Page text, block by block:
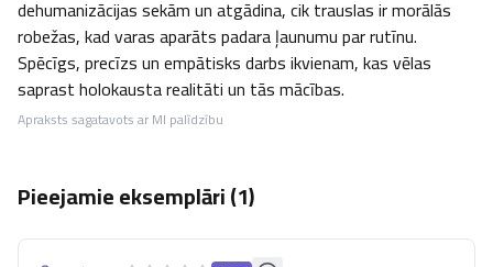
dehumanizācijas sekām un atgādina, cik trauslas ir morālās
robežas, kad varas aparāts padara ļaunumu par rutīnu.
Spēcīgs, precīzs un empātisks darbs ikvienam, kas vēlas
saprast holokausta realitāti un tās mācības.
Apraksts sagatavots ar MI palīdzību
Pieejamie eksemplāri (1)